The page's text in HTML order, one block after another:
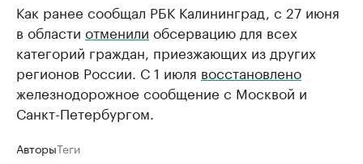
Как ранее сообщал РБК Калининград, с 27 июня
в области отменили обсервацию для всех
категорий граждан, приезжающих из других
регионов России. С 1 июля восстановлено
железнодорожное сообщение с Москвой и
Санкт-Петербургом.
АвторыТеги